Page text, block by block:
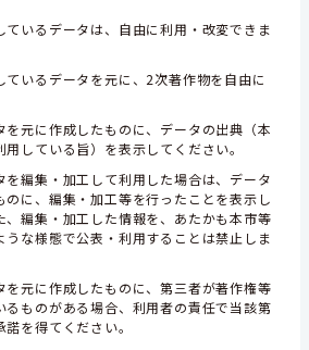
ているデータは、自由に利用・改変できま
ているデータを元に、2次著作物を自由に
を元に作成したものに、データの出典（本
している旨）を表示してください。
を編集・加工して利用した場合は、データ
のに、編集・加工等を行ったことを表示し
、編集・加工した情報を、あたかも本市等
うな様態で公表・利用することは禁止しま
を元に作成したものに、第三者が著作権等
るものがある場合、利用者の責任で当該第
を得てください。